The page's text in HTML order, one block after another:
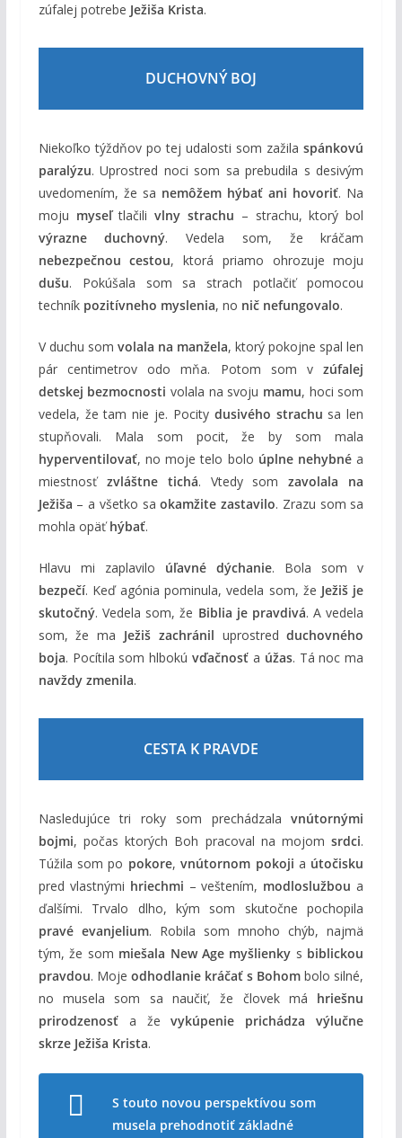
zúfalej potrebe Ježiša Krista.
DUCHOVNÝ BOJ
Niekoľko týždňov po tej udalosti som zažilaspánkovú
paralýzu. Uprostred noci som sa prebudila s desivým
uvedomením, že sa nemôžem hýbať ani hovoriť. Na
moju myseľtlačilivlny strachu – strachu, ktorý bol
výrazne duchovný. Vedela som, že kráčam
nebezpečnou cestou, ktorá priamo ohrozuje moju
dušu. Pokúšala som sa strach potlačiť pomocou
techník pozitívneho myslenia, no nič nefungovalo.
V duchu som volala na manžela, ktorý pokojne spal len
pár centimetrov odo mňa. Potom som vzúfalej
detskej bezmocnosti volala na svoju mamu, hoci som
vedela, že tam nie je. Pocity dusivého strachu sa len
stupňovali. Mala som pocit, že by som mala
hyperventilovať, no moje telo bolo úplne nehybné a
miestnosť zvláštne tichá. Vtedy somzavolala na
Ježiša – a všetko saokamžite zastavilo. Zrazu som sa
mohla opäťhýbať.
Hlavu mi zaplavilo úľavné dýchanie. Bola som v
bezpečí. Keď agónia pominula, vedela som, že Ježiš je
skutočný. Vedela som, že Biblia je pravdivá. A vedela
som, že ma Ježiš zachránil uprostredduchovného
boja. Pocítila som hlbokúvďačnosť a úžas. Tá noc ma
navždy zmenila.
CESTA K PRAVDE
Nasledujúce tri roky som prechádzalavnútornými
bojmi, počas ktorých Boh pracoval na mojomsrdci.
Túžila som po pokore,vnútornom pokoji a útočisku
pred vlastnými hriechmi – veštením, modloslužbou a
ďalšími. Trvalo dlho, kým som skutočne pochopila
pravé evanjelium. Robila som mnoho chýb, najmä
tým, že som miešala New Age myšlienky s biblickou
pravdou. Moje odhodlanie kráčať s Bohom bolo silné,
no musela som sa naučiť, že človek má hriešnu
prirodzenosťa ževykúpenie prichádza výlučne
skrze Ježiša Krista.
S touto novou perspektívou som
musela prehodnotiť základné